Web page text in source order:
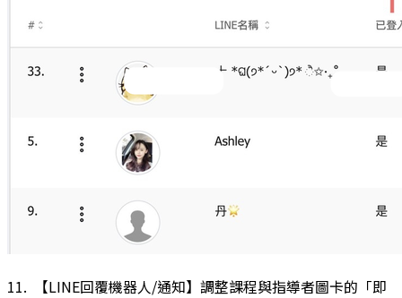
11. 【LINE回覆機器人/通知】調整課程與指導者圖卡的「即